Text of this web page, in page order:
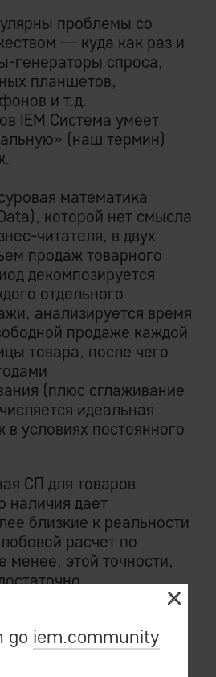
проблемы со
— куда как раз и
генераторы спроса,
планшетов,
и т.д.
IEM Система умеет
(наш термин)
математика
которой нет смысла
читателя, в двух
продаж товарного
декомпозируется
отдельного
анализируется время
продаже каждой
товара, после чего
(плюс сглаживание
идеальная
в условиях постоянного
СП для товаров
наличия дает
близкие к реальности
расчет по
менее, этой точности,
бизнес-логики
интегральной СП
рода каскады
go iem.community